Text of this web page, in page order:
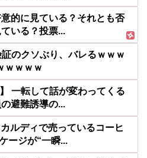
的に見ている？それとも否
いる？投票...
証のクソぶり、バレるｗｗｗ
ｗｗｗｗ
一転して話が変わってくる
の避難誘導の...
ルディで売っているコーヒ
ージが“一瞬...